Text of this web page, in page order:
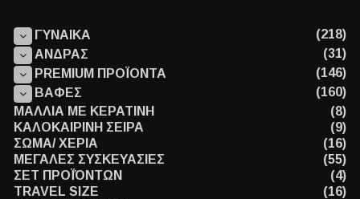
ΓΥΝΑΙΚΑ
(218)
ΑΝΔΡΑΣ
(31)
PREMIUM ΠΡΟΪΟΝΤΑ
(146)
ΒΑΦΕΣ
(160)
ΜΑΛΛΙΑ ΜΕ ΚΕΡΑΤΙΝΗ
(8)
ΚΑΛΟΚΑΙΡΙΝΗ ΣΕΙΡΑ
(9)
ΣΩΜΑ/ ΧΕΡΙΑ
(16)
ΜΕΓΑΛΕΣ ΣΥΣΚΕΥΑΣΙΕΣ
(55)
ΣΕΤ ΠΡΟΪΌΝΤΩΝ
(4)
TRAVEL SIZE
(16)